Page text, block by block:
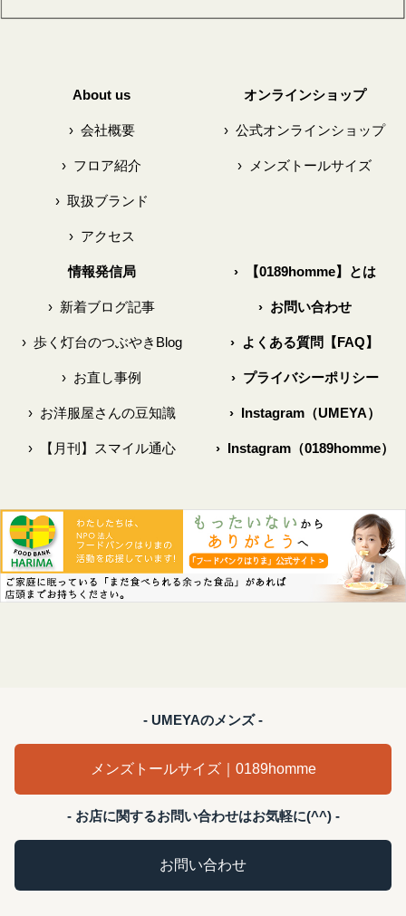
About us
›会社概要
› フロア紹介
›取扱ブランド
›アクセス
オンラインショップ
› 公式オンラインショップ
› メンズトールサイズ
情報発信局
› 新着ブログ記事
›歩く灯台のつぶやきBlog
› お直し事例
›お洋服屋さんの豆知識
›【月刊】スマイル通心
›【0189homme】とは
›お問い合わせ
› よくある質問【FAQ】
›プライバシーポリシー
›Instagram（UMEYA）
›Instagram（0189homme）
- UMEYAのメンズ -
メンズトールサイズ｜0189homme
- お店に関するお問い合わせはお気軽に(^^) -
お問い合わせ